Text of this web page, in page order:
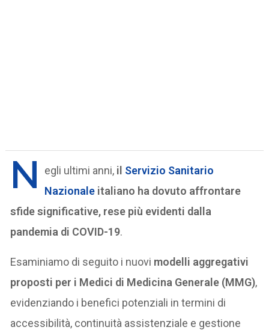
N egli ultimi anni, il Servizio Sanitario
Nazionale italiano ha dovuto affrontare
sfide significative, rese più evidenti dalla
pandemia di COVID-19.
Esaminiamo di seguito i nuovi modelli aggregativi
proposti per i Medici di Medicina Generale (MMG),
evidenziando i benefici potenziali in termini di
accessibilità, continuità assistenziale e gestione